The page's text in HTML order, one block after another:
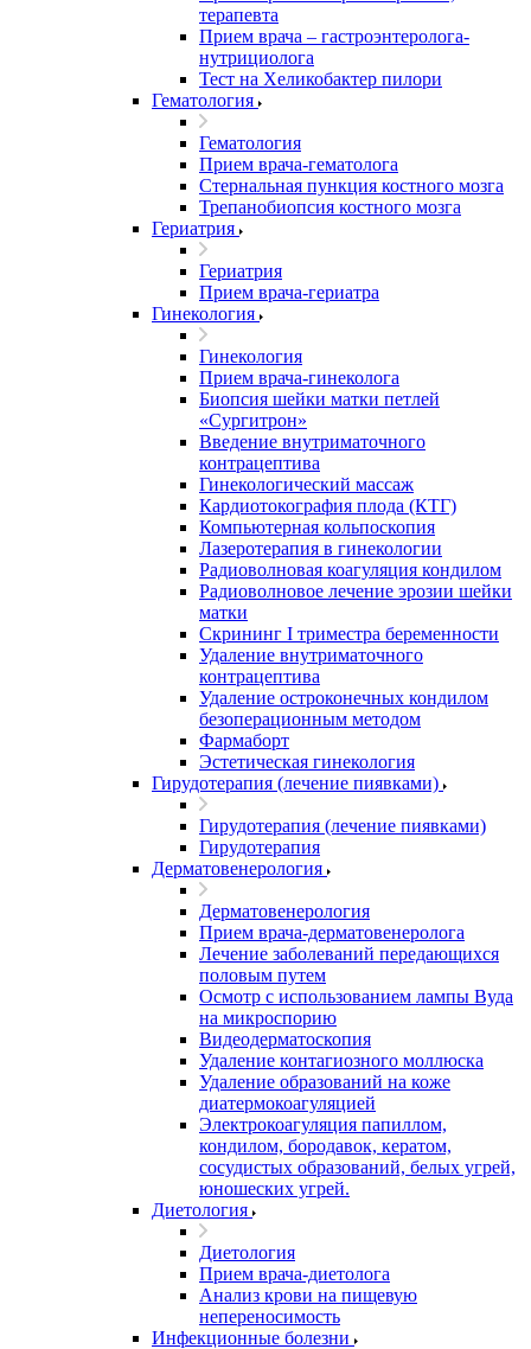
терапевта
Прием врача – гастроэнтеролога-
нутрициолога
Тест на Хеликобактер пилори
Гематология
Гематология
Прием врача-гематолога
Стернальная пункция костного мозга
Трепанобиопсия костного мозга
Гериатрия
Гериатрия
Прием врача-гериатра
Гинекология
Гинекология
Прием врача-гинеколога
Биопсия шейки матки петлей
«Сургитрон»
Введение внутриматочного
контрацептива
Гинекологический массаж
Кардиотокография плода (КТГ)
Компьютерная кольпоскопия
Лазеротерапия в гинекологии
Радиоволновая коагуляция кондилом
Радиоволновое лечение эрозии шейки
матки
Скрининг I триместра беременности
Удаление внутриматочного
контрацептива
Удаление остроконечных кондилом
безоперационным методом
Фармаборт
Эстетическая гинекология
Гирудотерапия (лечение пиявками)
Гирудотерапия (лечение пиявками)
Гирудотерапия
Дерматовенерология
Дерматовенерология
Прием врача-дерматовенеролога
Лечение заболеваний передающихся
половым путем
Осмотр с использованием лампы Вуда
на микроспорию
Видеодерматоскопия
Удаление контагиозного моллюска
Удаление образований на коже
диатермокоагуляцией
Электрокоагуляция папиллом,
кондилом, бородавок, кератом,
сосудистых образований, белых угрей,
юношеских угрей.
Диетология
Диетология
Прием врача-диетолога
Анализ крови на пищевую
непереносимость
Инфекционные болезни